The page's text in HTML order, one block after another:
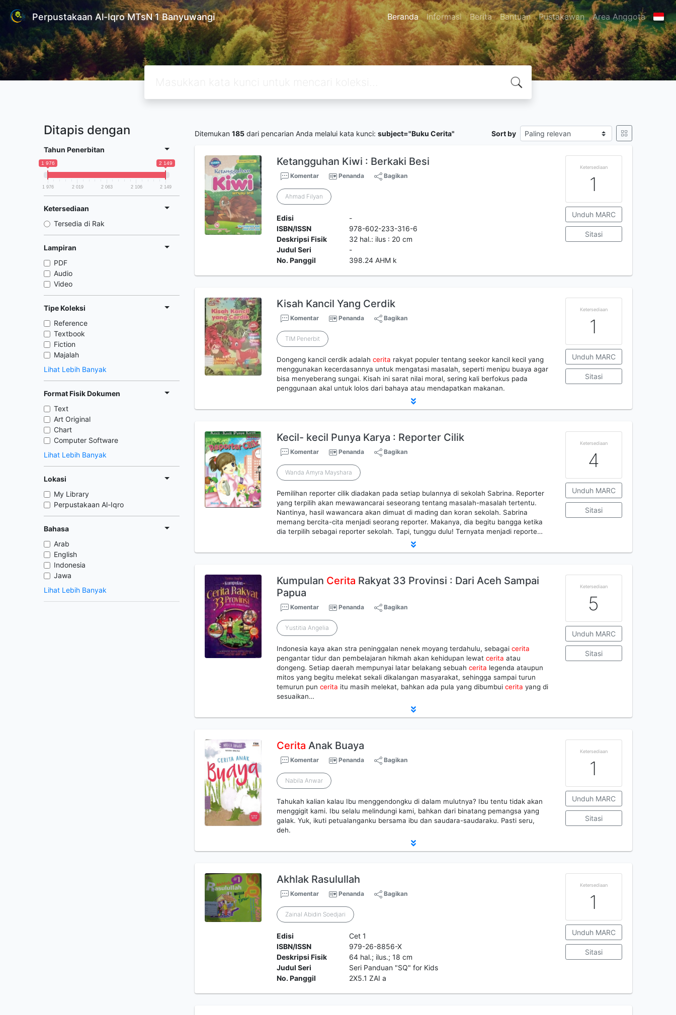
Perpustakaan Al-Iqro MTsN 1 Banyuwangi Beranda Informasi Berita Bantuan Pustakawan Area Anggota
Ditapis dengan
Tahun Penerbitan
1 976 2 149
1 976 2 019 2 063 2 106 2 149
Ketersediaan
Tersedia di Rak
Lampiran
PDF
Audio
Video
Tipe Koleksi
Reference
Textbook
Fiction
Majalah
Lihat Lebih Banyak
Format Fisik Dokumen
Text
Art Original
Chart
Computer Software
Lihat Lebih Banyak
Lokasi
My Library
Perpustakaan Al-Iqro
Bahasa
Arab
English
Indonesia
Jawa
Lihat Lebih Banyak
Ditemukan 185 dari pencarian Anda melalui kata kunci: subject="Buku Cerita" Sort by
Ketangguhan Kiwi : Berkaki Besi
Komentar Penanda Bagikan
Ahmad Filyan
Edisi
-
ISBN/ISSN
978-602-233-316-6
Deskripsi Fisik
32 hal.: ilus : 20 cm
Judul Seri
-
No. Panggil
398.24 AHM k
Ketersediaan
1
Unduh MARC
Sitasi
Kisah Kancil Yang Cerdik
Komentar Penanda Bagikan
TIM Penerbit
Dongeng kancil cerdik adalahcerita rakyat populer tentang seekor kancil kecil yang
menggunakan kecerdasannya untuk mengatasi masalah, seperti menipu buaya agar
bisa menyeberang sungai. Kisah ini sarat nilai moral, sering kali berfokus pada
penggunaan akal untuk lolos dari bahaya atau mendapatkan makanan.
Ketersediaan
1
Unduh MARC
Sitasi
Kecil- kecil Punya Karya : Reporter Cilik
Komentar Penanda Bagikan
Wanda Amyra Mayshara
Pemilihan reporter cilik diadakan pada setiap bulannya di sekolah Sabrina. Reporter
yang terpilih akan mewawancarai seseorang tentang masalah-masalah tertentu.
Nantinya, hasil wawancara akan dimuat di mading dan koran sekolah. Sabrina
memang bercita-cita menjadi seorang reporter. Makanya, dia begitu bangga ketika
dia terpilih sebagai reporter sekolah. Tapi, tunggu dulu! Ternyata menjadi reporte…
Ketersediaan
4
Unduh MARC
Sitasi
Kumpulan Cerita Rakyat 33 Provinsi : Dari Aceh Sampai
Papua
Komentar Penanda Bagikan
Yustitia Angelia
Indonesia kaya akan stra peninggalan nenek moyang terdahulu, sebagaicerita
pengantar tidur dan pembelajaran hikmah akan kehidupan lewatcerita atau
dongeng. Setiap daerah mempunyai latar belakang sebuahcerita legenda ataupun
mitos yang begitu melekat sekali dikalangan masyarakat, sehingga sampai turun
temurun puncerita itu masih melekat, bahkan ada pula yang dibumbuicerita yang di
sesuaikan…
Ketersediaan
5
Unduh MARC
Sitasi
Cerita Anak Buaya
Komentar Penanda Bagikan
Nabila Anwar
Tahukah kalian kalau Ibu menggendongku di dalam mulutnya? Ibu tentu tidak akan
menggigit kami. Ibu selalu melindungi kami, bahkan dari binatang pemangsa yang
galak. Yuk, ikuti petualanganku bersama ibu dan saudara-saudaraku. Pasti seru,
deh.
Ketersediaan
1
Unduh MARC
Sitasi
Akhlak Rasulullah
Komentar Penanda Bagikan
Zainal Abidin Soedjari
Edisi
Cet 1
ISBN/ISSN
979-26-8856-X
Deskripsi Fisik
64 hal.; ilus.; 18 cm
Judul Seri
Seri Panduan "SQ" for Kids
No. Panggil
2X5.1 ZAI a
Ketersediaan
1
Unduh MARC
Sitasi